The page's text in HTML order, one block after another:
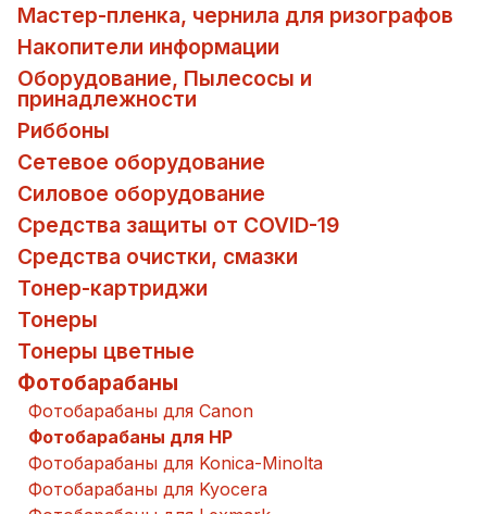
Мастер-пленка, чернила для ризографов
Накопители информации
Оборудование, Пылесосы и
принадлежности
Риббоны
Сетевое оборудование
Силовое оборудование
Средства защиты от COVID-19
Средства очистки, смазки
Тонер-картриджи
Тонеры
Тонеры цветные
Фотобарабаны
Фотобарабаны для Canon
Фотобарабаны для HP
Фотобарабаны для Konica-Minolta
Фотобарабаны для Kyocera